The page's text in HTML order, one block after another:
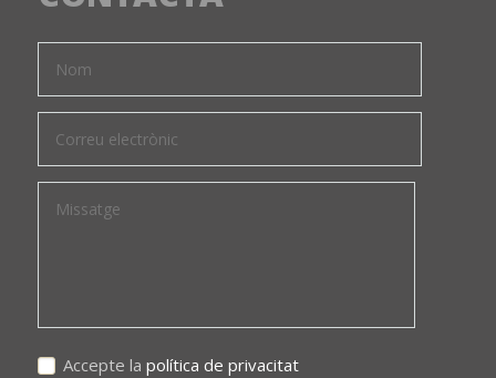
Accepte la política de privacitat